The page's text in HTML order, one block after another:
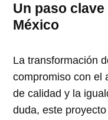
Un paso
México
La transformación
compromiso con el
de calidad y la
duda, este